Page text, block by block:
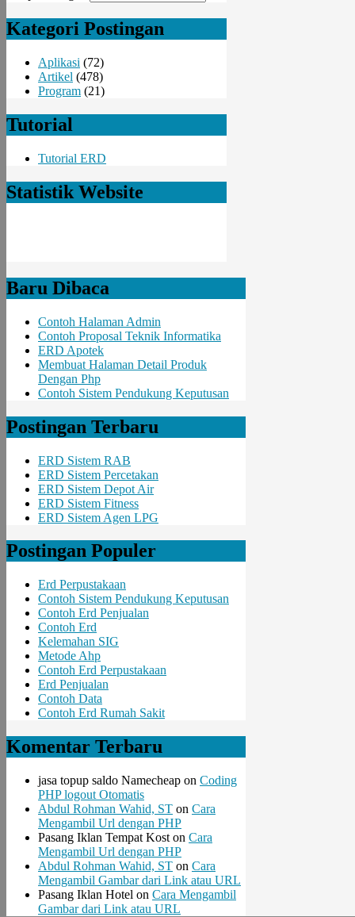
Kategori Postingan
Aplikasi (72)
Artikel (478)
Program (21)
Tutorial
Tutorial ERD
Statistik Website
Baru Dibaca
Contoh Halaman Admin
Contoh Proposal Teknik Informatika
ERD Apotek
Membuat Halaman Detail Produk
Dengan Php
Contoh Sistem Pendukung Keputusan
Postingan Terbaru
ERD Sistem RAB
ERD Sistem Percetakan
ERD Sistem Depot Air
ERD Sistem Fitness
ERD Sistem Agen LPG
Postingan Populer
Erd Perpustakaan
Contoh Sistem Pendukung Keputusan
Contoh Erd Penjualan
Contoh Erd
Kelemahan SIG
Metode Ahp
Contoh Erd Perpustakaan
Erd Penjualan
Contoh Data
Contoh Erd Rumah Sakit
Komentar Terbaru
jasa topup saldo Namecheap on Coding
PHP logout Otomatis
Abdul Rohman Wahid, ST on Cara
Mengambil Url dengan PHP
Pasang Iklan Tempat Kost on Cara
Mengambil Url dengan PHP
Abdul Rohman Wahid, ST on Cara
Mengambil Gambar dari Link atau URL
Pasang Iklan Hotel on Cara Mengambil
Gambar dari Link atau URL